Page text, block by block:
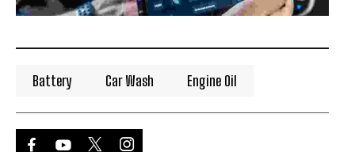
Battery Car Wash Engine Oil